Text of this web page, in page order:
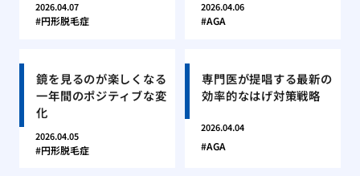
2026.04.07
円形脱毛症
2026.04.06
AGA
鏡を見るのが楽しくなる
一年間のポジティブな変
化
2026.04.05
円形脱毛症
専門医が提唱する最新の
効率的なはげ対策戦略
2026.04.04
AGA